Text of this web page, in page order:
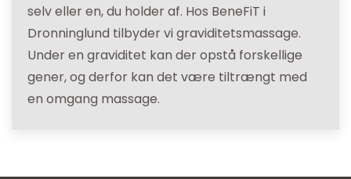
selv eller en, du holder af. Hos BeneFiT i
Dronninglund tilbyder vi graviditetsmassage.
Under en graviditet kan der opstå forskellige
gener, og derfor kan det være tiltrængt med
en omgang massage.